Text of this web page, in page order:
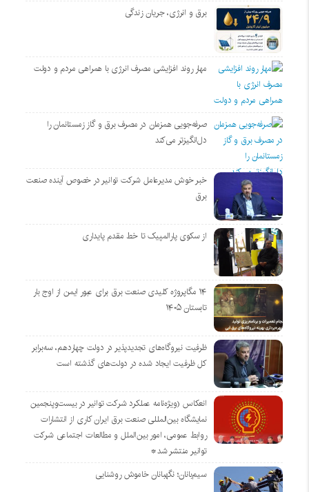
برق و انرژی، جریان زندگی
مهار روند افزایشی مصرف انرژی با همراهی مردم و دولت
صرفه‌جویی همزمان در مصرف برق و گاز زمستانمان را
دل‌انگیزتر می‌کند
خبر خوش مدیرعامل شرکت توانیر در خصوص آینده صنعت
برق
از سکوی پارالمپیک تا خط مقدم پایداری
۱۴ مگاپروژه‌ کلیدی صنعت برق برای عبور ایمن از اوج بار
تابستان ۱۴۰۵
ظرفیت نیروگاه‌های تجدیدپذیر در دولت چهاردهم، سه‌برابر
کل ظرفیت ایجاد شده در دولت‌های گذشته است
انعکاس (ویژه‌نامه عملکرد شرکت توانیر در بیست‌وپنجمین
نمایشگاه بین‌المللی صنعت برق ایران کاری از انتشارات
روابط عمومی، امور بین‌الملل و مطالعات اجتماعی شرکت
توانیر منتشر شد*
سیم‌بانان؛ نگهبانان خاموش روشنایی